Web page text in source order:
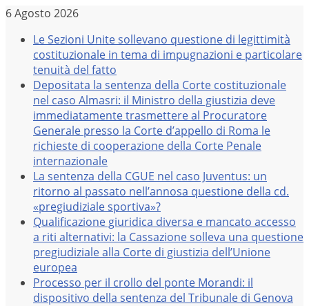
Salta
contenuto
6 Agosto 2026
Le Sezioni Unite sollevano questione di legittimità
costituzionale in tema di impugnazioni e particolare
tenuità del fatto
Depositata la sentenza della Corte costituzionale
nel caso Almasri: il Ministro della giustizia deve
immediatamente trasmettere al Procuratore
Generale presso la Corte d’appello di Roma le
richieste di cooperazione della Corte Penale
internazionale
La sentenza della CGUE nel caso Juventus: un
ritorno al passato nell’annosa questione della cd.
«pregiudiziale sportiva»?
Qualificazione giuridica diversa e mancato accesso
a riti alternativi: la Cassazione solleva una questione
pregiudiziale alla Corte di giustizia dell’Unione
europea
Processo per il crollo del ponte Morandi: il
dispositivo della sentenza del Tribunale di Genova